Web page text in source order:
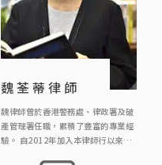
魏荃蒂律師
魏律師曾於香港警務處、律政署及破
產管理署任職，累積了豐富的專業經
驗。 自2012年加入本律師行以來，